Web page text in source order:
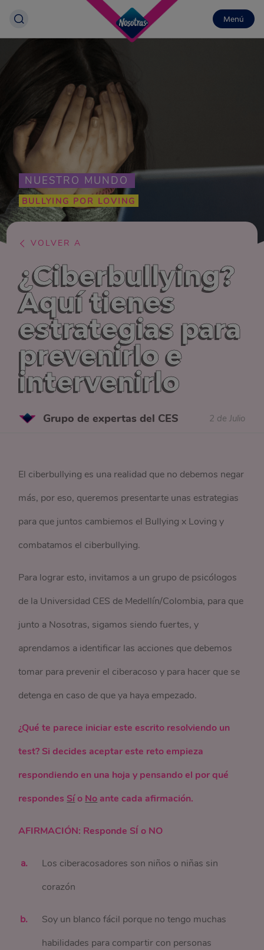
Menú
NUESTRO MUNDO
BULLYING POR LOVING
VOLVER A
¿Ciberbullying?
Aquí tienes
estrategias para
prevenirlo e
intervenirlo
Grupo de expertas del CES 2 de Julio
El ciberbullying es una realidad que no debemos negar
más, por eso, queremos presentarte unas estrategias
para que juntos cambiemos el Bullying x Loving y
combatamos el ciberbullying.
Para lograr esto, invitamos a un grupo de psicólogos
de la Universidad CES de Medellín/Colombia, para que
junto a Nosotras, sigamos siendo fuertes, y
aprendamos a identificar las acciones que debemos
tomar para prevenir el ciberacoso y para hacer que se
detenga en caso de que ya haya empezado.
¿Qué te parece iniciar este escrito resolviendo un
test? Si decides aceptar este reto empieza
respondiendo en una hoja y pensando el por qué
respondes Sío No ante cada afirmación.
AFIRMACIÓN: Responde SÍ o NO
Los ciberacosadores son niños o niñas sin
corazón
Soy un blanco fácil porque no tengo muchas
habilidades para compartir con personas